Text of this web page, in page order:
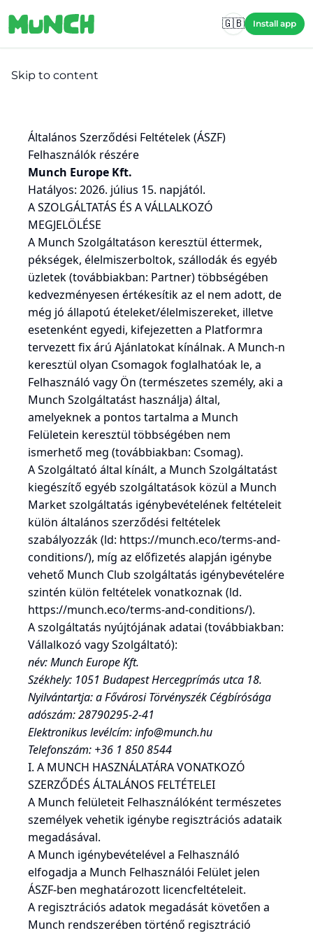
🇬🇧
Install app
Skip to content
Általános Szerződési Feltételek (ÁSZF)
Felhasználók részére
Munch Europe Kft.
Hatályos: 2026. július 15. napjától.
A SZOLGÁLTATÁS ÉS A VÁLLALKOZÓ
MEGJELÖLÉSE
A Munch Szolgáltatáson keresztül éttermek,
pékségek, élelmiszerboltok, szállodák és egyéb
üzletek (továbbiakban: Partner) többségében
kedvezményesen értékesítik az el nem adott, de
még jó állapotú ételeket/élelmiszereket, illetve
esetenként egyedi, kifejezetten a Platformra
tervezett fix árú Ajánlatokat kínálnak. A Munch-n
keresztül olyan Csomagok foglalhatóak le, a
Felhasználó vagy Ön (természetes személy, aki a
Munch Szolgáltatást használja) által,
amelyeknek a pontos tartalma a Munch
Felületein keresztül többségében nem
ismerhető meg (továbbiakban: Csomag).
A Szolgáltató által kínált, a Munch Szolgáltatást
kiegészítő egyéb szolgáltatások közül a Munch
Market szolgáltatás igénybevételének feltételeit
külön általános szerződési feltételek
szabályozzák (ld: https://munch.eco/terms-and-
conditions/), míg az előfizetés alapján igénybe
vehető Munch Club szolgáltatás igénybevételére
szintén külön feltételek vonatkoznak (ld.
https://munch.eco/terms-and-conditions/).
A szolgáltatás nyújtójának adatai (továbbiakban:
Vállalkozó vagy Szolgáltató):
név: Munch Europe Kft.
Székhely: 1051 Budapest Hercegprímás utca 18.
Nyilvántartja: a Fővárosi Törvényszék Cégbírósága
adószám: 28790295-2-41
Elektronikus levélcím:info@munch.hu
Telefonszám: +36 1 850 8544
I. A MUNCH HASZNÁLATÁRA VONATKOZÓ
SZERZŐDÉS ÁLTALÁNOS FELTÉTELEI
A Munch felületeit Felhasználóként természetes
személyek vehetik igénybe regisztrációs adataik
megadásával.
A Munch igénybevételével a Felhasználó
elfogadja a Munch Felhasználói Felület jelen
ÁSZF-ben meghatározott licencfeltételeit.
A regisztrációs adatok megadását követően a
Munch rendszerében történő regisztráció